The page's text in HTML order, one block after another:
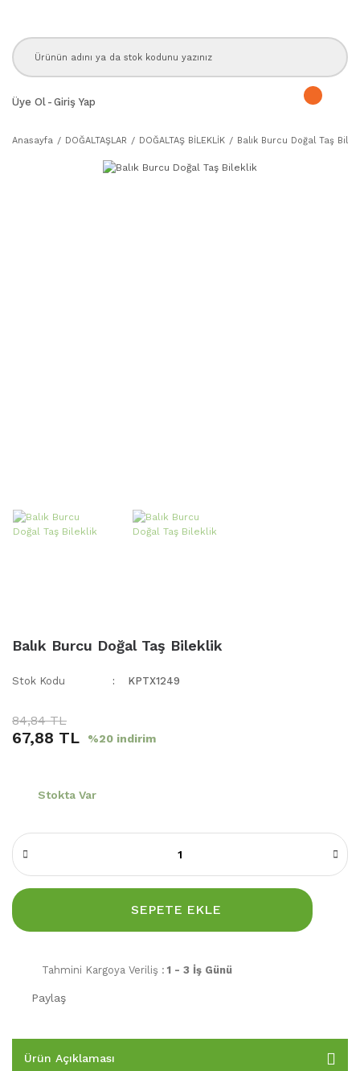
Üye Ol - Giriş Yap
Anasayfa DOĞALTAŞLAR DOĞALTAŞ BİLEKLİK Balık Burcu Doğal Taş
Balık Burcu Doğal Taş Bileklik
Stok Kodu KPTX1249
84,84 TL
67,88 TL %20 indirim
Stokta Var
SEPETE EKLE
Tahmini Kargoya Veriliş : 1 - 3 İş Günü
Paylaş
Ürün Açıklaması